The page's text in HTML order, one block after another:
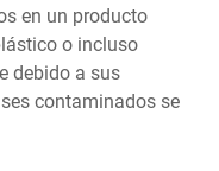
en un producto
o incluso
debido a sus
contaminados se